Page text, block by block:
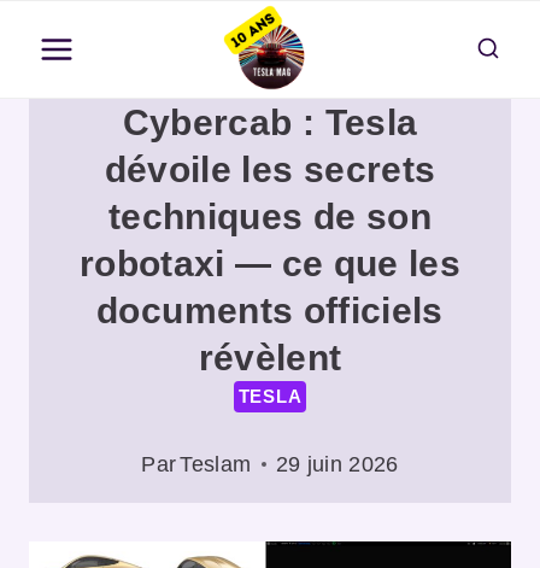
contenu
Cybercab : Tesla
dévoile les secrets
techniques de son
robotaxi — ce que les
documents officiels
révèlent
TESLA
ParTeslam 29 juin 2026